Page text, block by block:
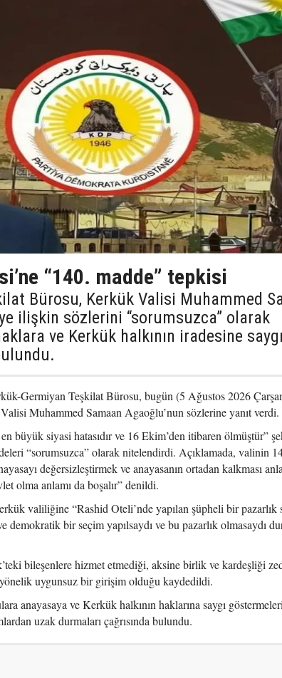
“140. madde” tepkisi
Bürosu, Kerkük Valisi Muhammed
ilişkin sözlerini “sorumsuzca” olarak
ve Kerkük halkının iradesine saygı
Germiyan Teşkilat Bürosu, bugün (5 Ağustos 2026
Valisi Muhammed Samaan Agaoğlu’nun sözlerine yanıt verdi.
büyük siyasi hatasıdır ve 16 Ekim’den itibaren ölmüştür”
“sorumsuzca” olarak nitelendirdi. Açıklamada, valinin
değersizleştirmek ve anayasanın ortadan kalkması
olma anlamı da boşalır” denildi.
valiliğine “Rashid Oteli’nde yapılan şüpheli bir pazarlık
bir seçim yapılsaydı ve bu pazarlık olmasaydı
bileşenlere hizmet etmediği, aksine birlik ve kardeşliği
uygunsuz bir girişim olduğu kaydedildi.
anayasaya ve Kerkük halkının haklarına saygı
uzak durmaları çağrısında bulundu.